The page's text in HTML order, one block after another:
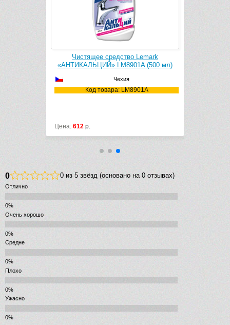
Чистящее средство Lemark
«АНТИКАЛЬЦИЙ» LM8901A (500 мл)
Чехия
Код товара: LM8901A
Цена: 612 р.
0 0 из 5 звёзд (основано на 0 отзывах)
Отлично
Очень хорошо
Средне
Плохо
Ужасно